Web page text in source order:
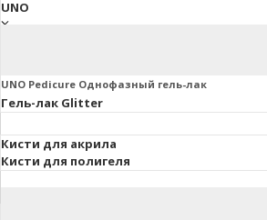
UNO
UNO Pedicure Однофазный гель-лак
Гель-лак Glitter
Кисти для акрила
Кисти для полигеля